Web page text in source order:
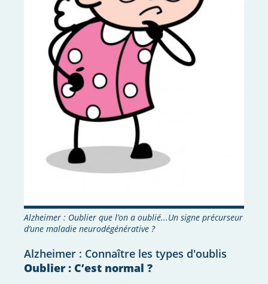
Alzheimer : Connaître les types d'oublis
Oublier : C’est normal ?
Alzheimer : Oublier que l’on a oublié...Un signe précurseur
d’une maladie neurodégénérative ?